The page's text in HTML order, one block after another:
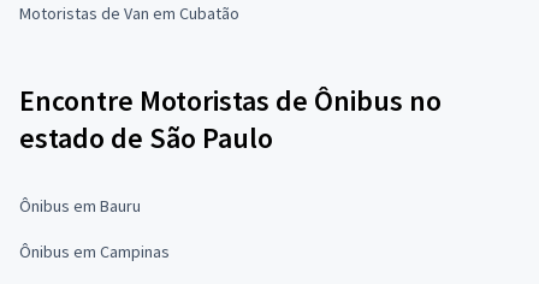
Motoristas de Van em Cubatão
Encontre Motoristas de Ônibus no
estado de São Paulo
Ônibus em Bauru
Ônibus em Campinas